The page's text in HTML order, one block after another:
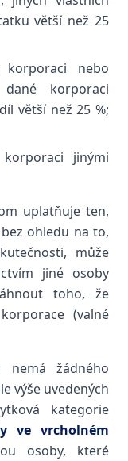
větší než 25
nebo
korporaci
větší než 25 %;
jinými
uplatňuje ten,
ohledu na to,
může
jiné osoby
toho, že
(valné
žádného
výše uvedených
kategorie
ve vrcholném
osoby, které